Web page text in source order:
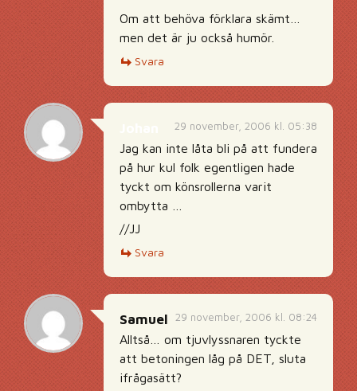
Om att behöva förklara skämt…
men det är ju också humör.
Svara
29 november, 2006 kl. 05:38
Jag kan inte låta bli på att fundera
på hur kul folk egentligen hade
tyckt om könsrollerna varit
ombytta …
//JJ
Svara
29 november, 2006 kl. 08:24
Samuel
Alltså… om tjuvlyssnaren tyckte
att betoningen låg på DET, sluta
ifrågasätt?